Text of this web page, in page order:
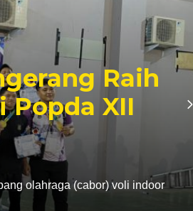
Raih
Popda XII
olahraga (cabor) voli indoor